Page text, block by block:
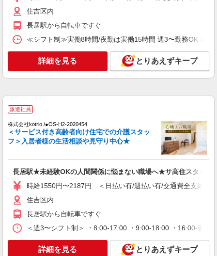
【時給】1,380円〜1,420円 ▼給与詳細 処遇改
記別途支給 通勤手当 年末年始手当：380円/時 寸
志あり：年2回（6月・12月） ※業績による ※処
遇改善手当は試用期間中(3ヶ月)は支給なし
大阪府大阪市住吉区我孫子東3-3-11
キープ 詳細を見る
【時給】1,380円〜1,420円 ▼給与詳細 処遇改
善手当：200〜220円/時 夜勤手当:6,000円/回 ▼下
記別途支給 通勤手当 年末年始手当：380円/時 寸
志あり：年2回（6月・12月） ※業績による ※処
遇改善手当は試用期間中(3ヶ月)は支給なし
大阪府大阪市住吉区我孫子東3-3-11
契約社員
あびこケアセンターそよ風：RO14703
【月給】270,920円〜310,920円 ▼給与詳細 処
遇改善手当：35,920円 夜勤手当：30,000円（5回
給 通勤手当 年末年始手当：380円/時 寸志あり：
年2回（6月・12月） ※業績による 特別報酬：平
大阪府大阪市住吉区我孫子東3-3-11
住吉区内
長居駅から自転車ですぐ
≪シフト制≫実働8時間/夜勤は実働15時間 週3〜勤務OK 希
詳細を見る とりあえずキープ
派遣社員
株式会社kotrio /●OS-H2-2020454
＜サービス付き高齢者向け住宅での介護スタッ
フ＞入居者様の生活相談や見守り中心★
長居駅★未経験OKの人間関係に悩まない職場へ★サ高住スタッフ
時給1550円〜2187円 ＜日払い有/週払い有/交通費全支給(ガ
住吉区内
長居駅から自転車ですぐ
＜週3〜シフト制＞ ・8:00-17:00 ・9:00-18:00 ・16:00-
詳細を見る とりあえずキープ